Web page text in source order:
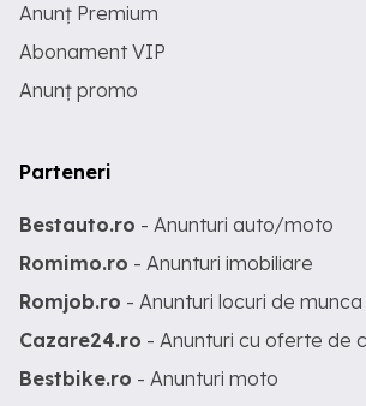
Anunț Premium
Abonament VIP
Anunț promo
Parteneri
Bestauto.ro - Anunturi auto/moto
Romimo.ro - Anunturi imobiliare
Romjob.ro - Anunturi locuri de munca
Cazare24.ro - Anunturi cu oferte de
Bestbike.ro - Anunturi moto